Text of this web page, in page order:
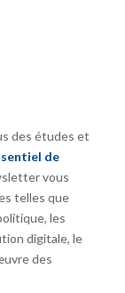
des études et
de
vous
telles que
les
digitale, le
des